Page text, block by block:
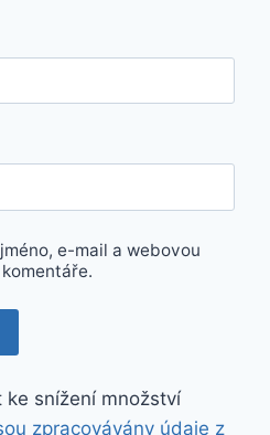
e-mail a webovou
ke snížení množství
zpracovávány údaje z